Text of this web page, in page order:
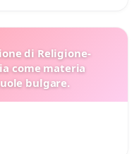
di Religione-
come materia
bulgare.